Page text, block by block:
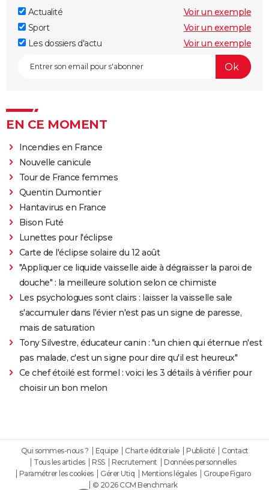
Actualité
Voir un exemple
Sport
Voir un exemple
Les dossiers d'actu
Voir un exemple
EN CE MOMENT
Incendies en France
Nouvelle canicule
Tour de France femmes
Quentin Dumontier
Hantavirus en France
Bison Futé
Lunettes pour l'éclipse
Carte de l'éclipse solaire du 12 août
"Appliquer ce liquide vaisselle aide à dégraisser la paroi de
douche" : la meilleure solution selon ce chimiste
Les psychologues sont clairs : laisser la vaisselle sale
s'accumuler dans l'évier n'est pas un signe de paresse,
mais de saturation
Tony Silvestre, éducateur canin : "un chien qui éternue n'est
pas malade, c'est un signe pour dire qu'il est heureux"
Ce chef étoilé est formel : voici les 3 détails à vérifier pour
choisir un bon melon
Qui sommes-nous ? Equipe Charte éditoriale Publicité
Contact
Tous les articles
RSS Recrutement
Données personnelles
Paramétrer les cookies
Gérer Utiq Mentions légales
Groupe Figaro
© 2026 CCM Benchmark